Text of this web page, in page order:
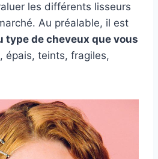
les différents lisseurs
Au préalable, il est
type de cheveux que vous
épais, teints, fragiles,